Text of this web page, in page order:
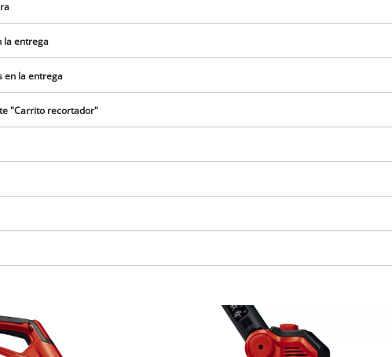
to trackers that are not disclosed to the
the site with their CMP to add this content
la entrega
en la entrega
"Carrito recortador"